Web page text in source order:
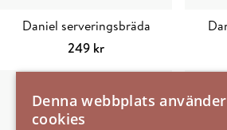
Daniel serveringsbräda
249 kr
Lägg till i varukorg
Denna webbplats använder
cookies